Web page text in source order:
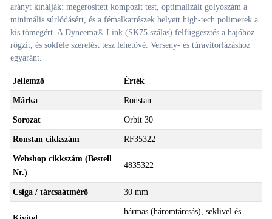
arányt kínálják: megerősített kompozit test, optimalizált golyószám a
minimális súrlódásért, és a fémalkatrészek helyett high-tech polimerek a
kis tömegért. A Dyneema® Link (SK75 szálas) felfüggesztés a hajóhoz
rögzít, és sokféle szerelést tesz lehetővé. Verseny- és túravitorlázáshoz
egyaránt.
Jellemző Érték
Márka Ronstan
Sorozat Orbit 30
Ronstan cikkszám RF35322
Webshop cikkszám (Bestell
Nr.)
4835322
Csiga / tárcsaátmérő 30 mm
hármas (háromtárcsás), seklivel és